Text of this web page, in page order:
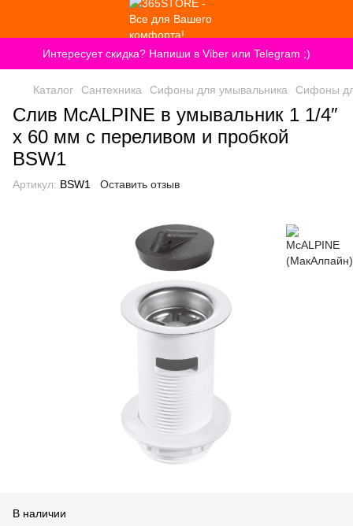
Интересует скидка? Напиши в Viber или Telegram ;)
Каталог Сантехника Сифоны для умывальника Сифоны
Слив McALPINE в умывальник 1 1/4″
x 60 мм с переливом и пробкой
BSW1
Артикул: BSW1 Оставить отзыв
В наличии